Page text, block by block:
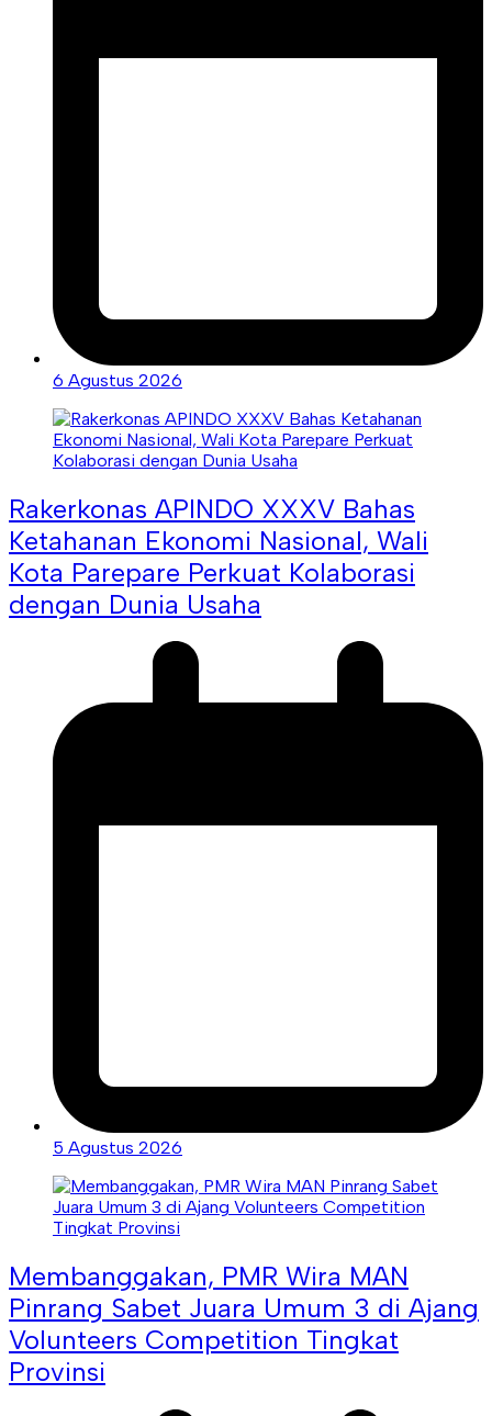
6 Agustus 2026
Rakerkonas APINDO XXXV Bahas
Ketahanan Ekonomi Nasional, Wali
Kota Parepare Perkuat Kolaborasi
dengan Dunia Usaha
5 Agustus 2026
Membanggakan, PMR Wira MAN
Pinrang Sabet Juara Umum 3 di Ajang
Volunteers Competition Tingkat
Provinsi